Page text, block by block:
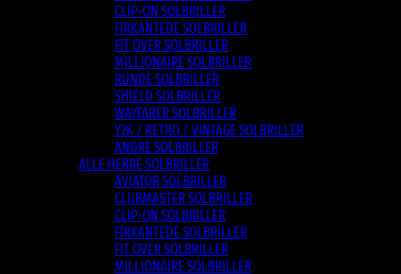
CLIP-ON SOLBRILLER
FIRKANTEDE SOLBRILLER
FIT OVER SOLBRILLER
MILLIONAIRE SOLBRILLER
RUNDE SOLBRILLER
SHIELD SOLBRILLER
WAYFARER SOLBRILLER
Y2K / RETRO / VINTAGE SOLBRILLER
ANDRE SOLBRILLER
ALLE HERRE SOLBRILLER
AVIATOR SOLBRILLER
CLUBMASTER SOLBRILLER
CLIP-ON SOLBRILLER
FIRKANTEDE SOLBRILLER
FIT OVER SOLBRILLER
MILLIONAIRE SOLBRILLER